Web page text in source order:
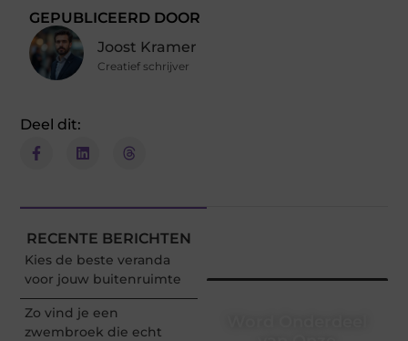
GEPUBLICEERD DOOR
Joost Kramer
Creatief schrijver
Deel dit:
RECENTE BERICHTEN
Kies de beste veranda
voor jouw buitenruimte
Zo vind je een
zwembroek die echt